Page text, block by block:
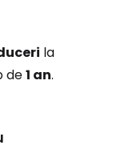
la
de1 an.